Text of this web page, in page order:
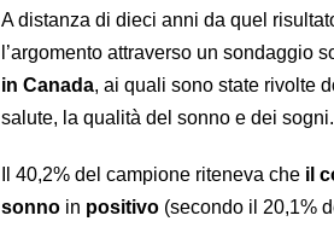
A distanza di dieci anni da quel
l’argomento attraverso un sondaggio
in Canada, ai quali sono state rivolte
salute, la qualità del sonno e dei sogni.
Il 40,2% del campione riteneva che il
sonno in positivo (secondo il 20,1%